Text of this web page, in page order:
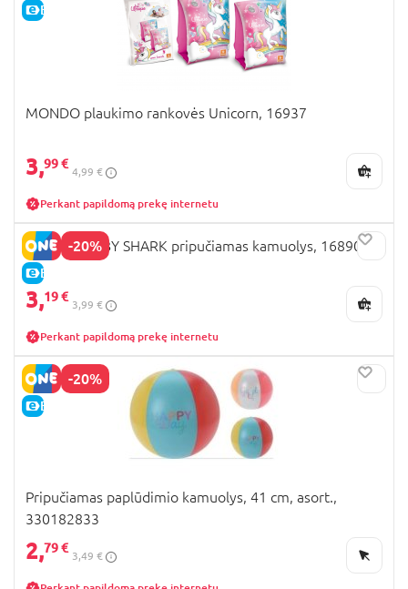
E-KAINA
MONDO plaukimo rankovės Unicorn, 16937
3,99 €
4,99 €
Perkant papildomą prekę internetu
-20%
E-KAINA
MONDO BABY SHARK pripučiamas kamuolys, 16890
3,19 €
3,99 €
Perkant papildomą prekę internetu
-20%
E-KAINA
Pripučiamas paplūdimio kamuolys, 41 cm, asort.,
330182833
2,79 €
3,49 €